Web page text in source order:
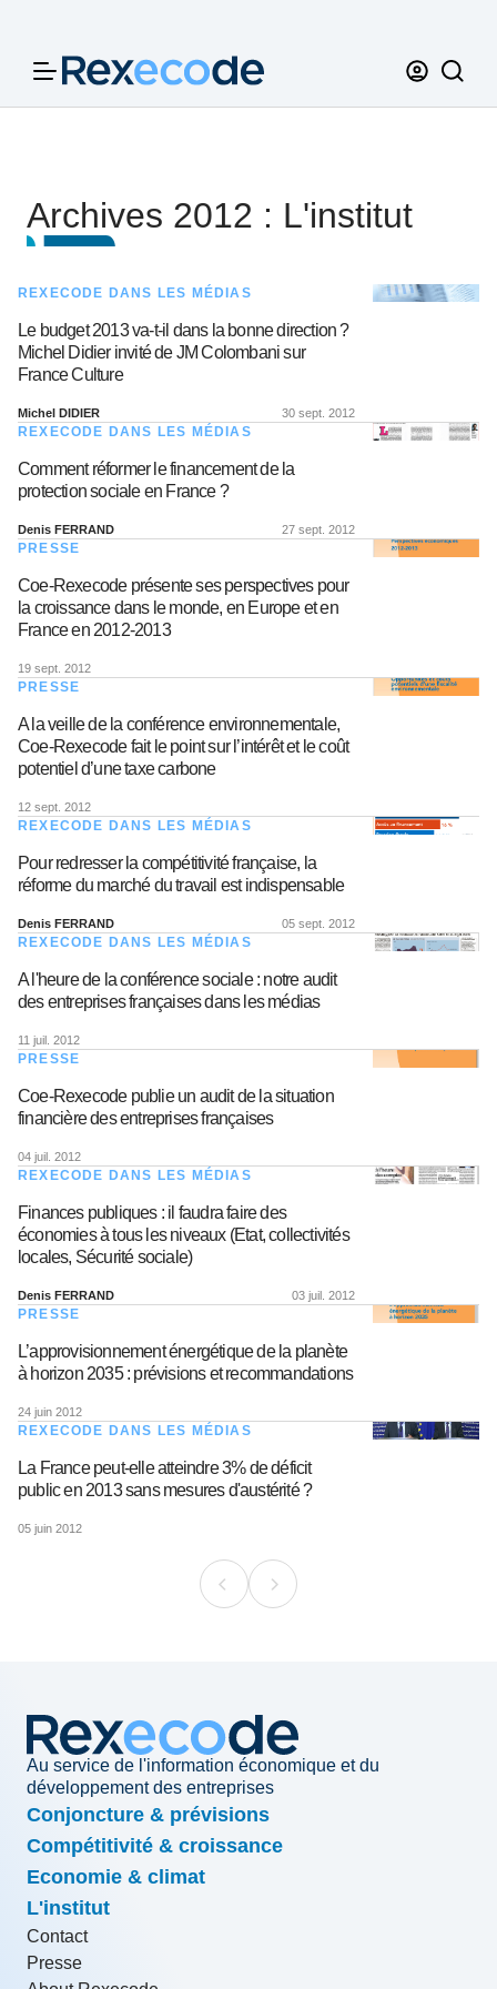
Archives 2012 : L'institut
REXECODE DANS LES MÉDIAS
Le budget 2013 va-t-il dans la bonne direction ?
Michel Didier invité de JM Colombani sur
France Culture
Michel DIDIER 30 sept. 2012
REXECODE DANS LES MÉDIAS
Comment réformer le financement de la
protection sociale en France ?
Denis FERRAND 27 sept. 2012
PRESSE
Coe-Rexecode présente ses perspectives pour
la croissance dans le monde, en Europe et en
France en 2012-2013
19 sept. 2012
PRESSE
A la veille de la conférence environnementale,
Coe-Rexecode fait le point sur l’intérêt et le coût
potentiel d’une taxe carbone
12 sept. 2012
REXECODE DANS LES MÉDIAS
Pour redresser la compétitivité française, la
réforme du marché du travail est indispensable
Denis FERRAND 05 sept. 2012
REXECODE DANS LES MÉDIAS
A l'heure de la conférence sociale : notre audit
des entreprises françaises dans les médias
11 juil. 2012
PRESSE
Coe-Rexecode publie un audit de la situation
financière des entreprises françaises
04 juil. 2012
REXECODE DANS LES MÉDIAS
Finances publiques : il faudra faire des
économies à tous les niveaux (Etat, collectivités
locales, Sécurité sociale)
Denis FERRAND 03 juil. 2012
PRESSE
L’approvisionnement énergétique de la planète
à horizon 2035 : prévisions et recommandations
24 juin 2012
REXECODE DANS LES MÉDIAS
La France peut-elle atteindre 3% de déficit
public en 2013 sans mesures d'austérité ?
05 juin 2012
Au service de l'information économique et du
développement des entreprises
Conjoncture & prévisions
Compétitivité & croissance
Economie & climat
L'institut
Contact
Presse